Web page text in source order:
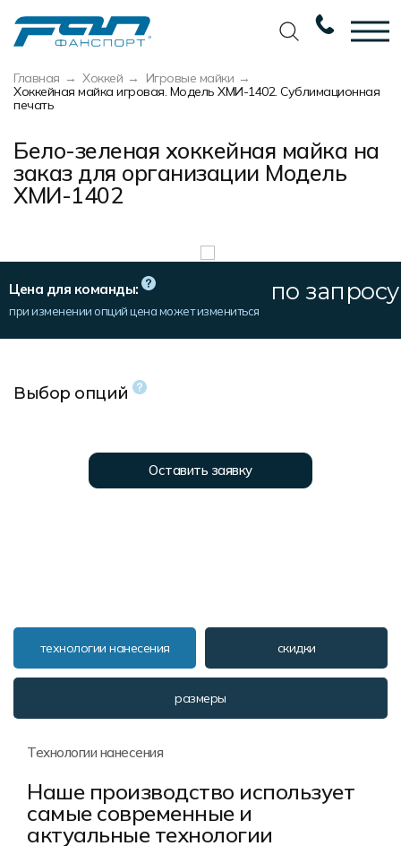
Главная Хоккей
Игровые майки
Хоккейная майка игровая. Модель ХМИ-1402. Сублимационная
печать
Бело-зеленая хоккейная майка на
заказ для организации Модель
ХМИ-1402
Цена для команды:
при изменении опций цена может измениться
по запросу
Выбор опций
Оставить заявку
технологии нанесения скидки
размеры
Технологии нанесения
Наше производство использует
самые современные и
актуальные технологии
Вернуться назад
Баскетбол
Волейбол
Беговая форма
Другие виды спорта
Спортивная одежда
Мерч и сувенирка
Распродажа
Вернуться назад
Наши награды
Сертификаты
Галерея работ
Фото изделий
Наше производство
Реквизиты
Вернуться назад
Услуги по пошиву
Экипировка
Изготовление мерча
Пошив формы для курьеров
Вернуться назад
Требования к макету
Технологии печати
Виды тканей
Карта цветов
Таблица размеров
Маркировка и упаковка изделий
Пользовательское соглашение
Доставка